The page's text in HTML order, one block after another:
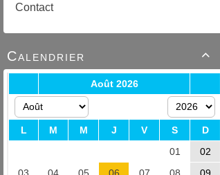
Contact

Calendrier